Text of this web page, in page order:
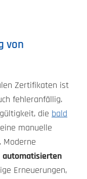
von
Zertifikaten ist
fehleranfällig.
die bald
manuelle
Moderne
automatisierten
Erneuerungen,